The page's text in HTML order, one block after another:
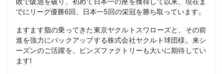
でにリーグ優勝6回、日本一5回の栄冠を勝ち取っています。
ますます脂の乗ってきた東京ヤクルトスワローズと、その前
進を強力にバックアップする株式会社ヤクルト球団様。来シ
ーズンのご活躍を、ピンズファクトリーも大いに期待してい
ます!